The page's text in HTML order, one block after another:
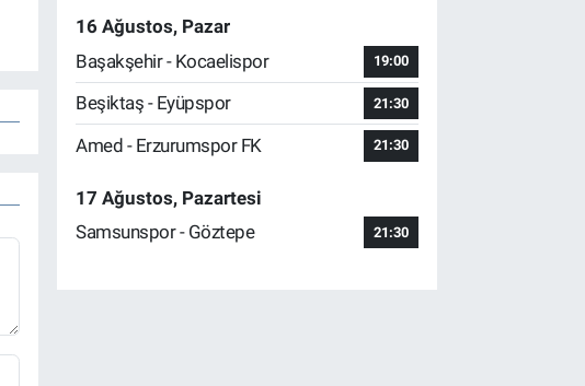
16 Ağustos, Pazar
Başakşehir - Kocaelispor
19:00
Beşiktaş - Eyüpspor 21:30
Amed - Erzurumspor FK 21:30
17 Ağustos, Pazartesi
Samsunspor - Göztepe
21:30